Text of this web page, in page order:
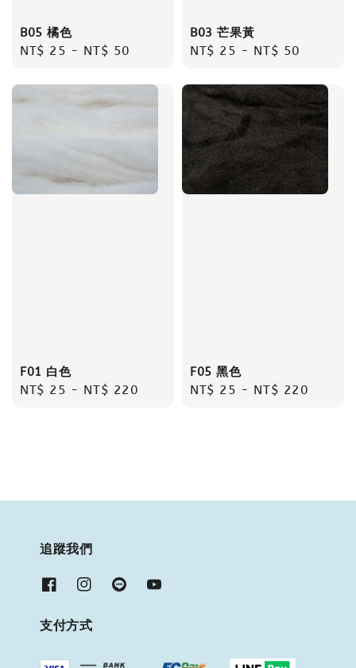
B05 橘色
Regular
NT$ 25 - NT$ 50
B03 芒果黃
Regular
NT$ 25 - NT$ 50
F01 白色
Regular
NT$ 25 - NT$ 220
F05 黑色
Regular
NT$ 25 - NT$ 220
追蹤我們
支付方式